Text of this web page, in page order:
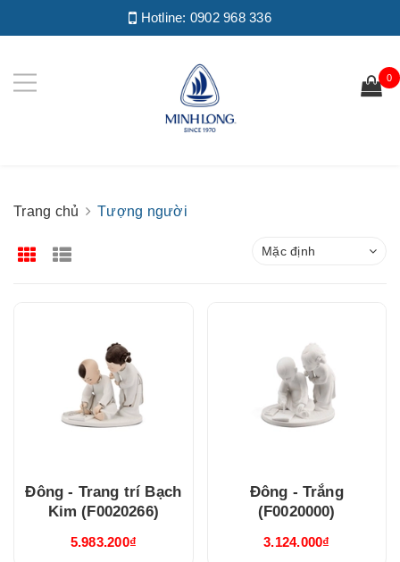
Hotline: 0902 968 336
0
Trang chủ Tượng người
Mặc định
Đông - Trang trí Bạch
Kim (F0020266)
5.983.200₫
Đông - Trắng
(F0020000)
3.124.000₫